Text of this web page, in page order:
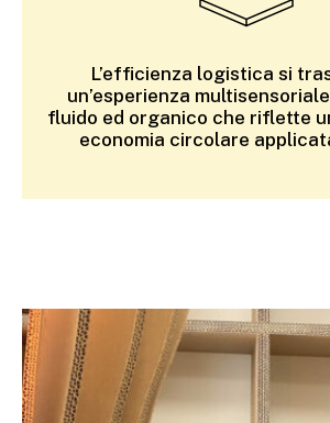
L’efficienza logistica si
un’esperienza
fluido ed organico che riflette
economia circolare